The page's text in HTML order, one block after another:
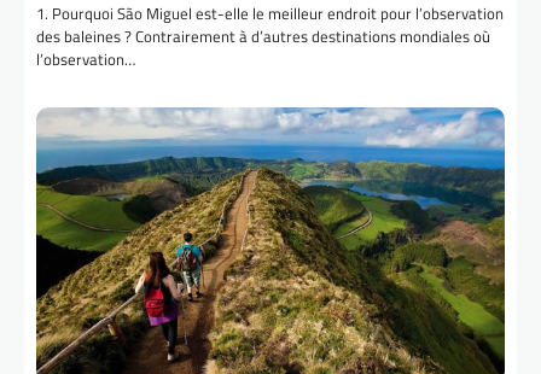
1. Pourquoi São Miguel est-elle le meilleur endroit pour l’observation
des baleines ? Contrairement à d’autres destinations mondiales où
l’observation…